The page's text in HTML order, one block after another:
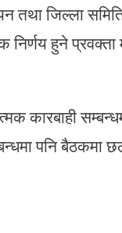
तथा जिल्ला
हुने प्रवक्ता
कारबाही
पनि बैठकमा